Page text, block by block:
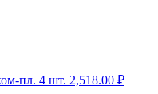
пл. 4 шт. 2,518.00 ₽